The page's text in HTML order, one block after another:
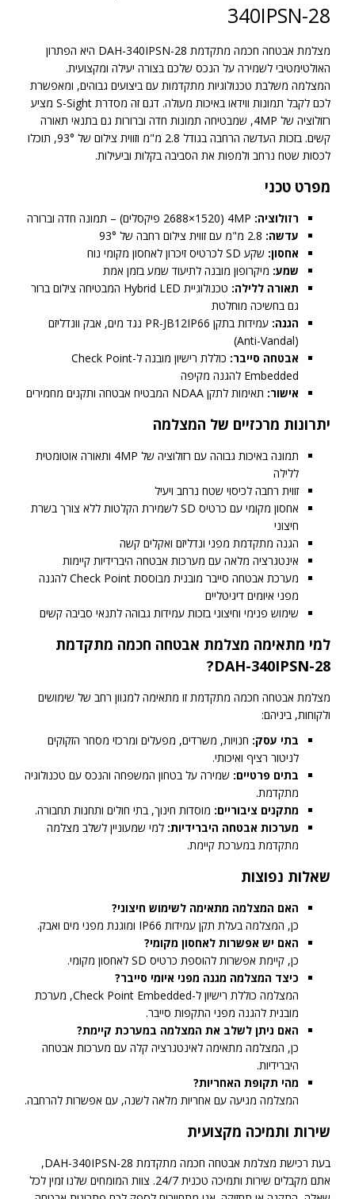
340IPSN-28
מצלמת אבטחה חכמה מתקדמת DAH-340IPSN-28 היא הפתרון
האולטימטיבי לשמירה על הנכס שלכם בצורה יעילה ומקצועית.
המצלמה משלבת טכנולוגיות מתקדמות עם ביצועים גבוהים, ומאפשרת
לכם לקבל תמונות ווידאו באיכות מעולה. דגם זה מסדרת S-Sight מציע
רזולוציה של 4MP, שמבטיחה תמונות חדה וברורות גם בתנאי תאורה
קשים. בזכות העדשה הרחבה בגודל 2.8 מ"מ וזווית צילום של 93°, תוכלו
לכסות שטח נרחב ולמפות את הסביבה בקלות וביעילות.
מפרט טכני
רזולוציה:
עדשה:
אחסון: שקע SD לכרטיס זיכרון לאחסון מקומי נוח
שמע: מיקרופון מובנה לתיעוד שמע בזמן אמת
תאורה ללילה:
טכנולוגיית Hybrid LED המבטיחה צילום ברור
גם בחשיכה מוחלטת
הגנה:
עמידות בתקן PR-JB12IP66 נגד מים, אבק וונדליזם
(Anti-Vandal)
אבטחה סייבר:
כוללת רישיון מובנה ל-Check Point
Embedded להגנה מקיפה
אישור: תאימות לתקן NDAA המבטיח אבטחה ותקנים מחמירים
יתרונות מרכזיים של המצלמה
תמונה באיכות גבוהה עם רזולוציה של 4MP ותאורה אוטומטית
ללילה
זווית רחבה לכיסוי שטח נרחב ויעיל
אחסון מקומי עם כרטיס SD לשמירת הקלטות ללא צורך בשרת
חיצוני
הגנה מתקדמת מפני ונדליזם ואקלים קשה
אינטגרציה מלאה עם מערכות אבטחה היברידיות קיימות
מערכת אבטחה סייבר מובנית מבוססת Check Point להגנה
מפני איומים דיגיטליים
שימוש פנימי וחיצוני בזכות עמידות גבוהה לתנאי סביבה קשים
למי מתאימה מצלמת אבטחה חכמה מתקדמת
DAH-340IPSN-28?
מצלמת אבטחה חכמה מתקדמת זו מתאימה למגוון רחב של שימושים
ולקוחות, ביניהם:
בתי עסק: חנויות, משרדים, מפעלים ומרכזי מסחר הזקוקים
לניטור רציף ואיכותי.
בתים פרטיים: שמירה על בטחון המשפחה והנכס עם טכנולוגיה
מתקדמת.
מתקנים ציבוריים: מוסדות חינוך, בתי חולים ותחנות תחבורה.
מערכות אבטחה היברידיות: למי שמעוניין לשלב מצלמה
מתקדמת במערכת קיימת.
שאלות נפוצות
האם המצלמה מתאימה לשימוש חיצוני?
כן, המצלמה בעלת תקן עמידות IP66 ומוגנת מפני מים ואבק.
האם יש אפשרות לאחסון מקומי?
כן, קיימת אפשרות להוספת כרטיס SD לאחסון מקומי.
כיצד המצלמה מגנה מפני איומי סייבר?
המצלמה כוללת רישיון ל-Check Point Embedded, מערכת
מובנית להגנה מפני התקפות סייבר.
האם ניתן לשלב את המצלמה במערכת קיימת?
כן, המצלמה מתאימה לאינטגרציה קלה עם מערכות אבטחה
היברידיות.
מהי תקופת האחריות?
המצלמה מגיעה עם אחריות מלאה לשנה, עם אפשרות להרחבה.
שירות ותמיכה מקצועית
בעת רכישת מצלמת אבטחה חכמה מתקדמת DAH-340IPSN-28,
אתם מקבלים שירות ותמיכה טכנית 24/7. צוות המומחים שלנו זמין לכל